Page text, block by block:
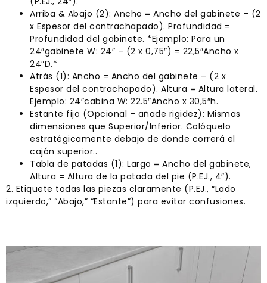
Arriba & Abajo (2): Ancho = Ancho del gabinete – (2
x Espesor del contrachapado). Profundidad =
Profundidad del gabinete. *Ejemplo: Para un
24″gabinete W: 24″ – (2 x 0,75″) = 22,5″Ancho x
24″D.*
Atrás (1): Ancho = Ancho del gabinete – (2 x
Espesor del contrachapado). Altura = Altura lateral.
Ejemplo: 24″cabina W: 22.5″Ancho x 30,5″h.
Estante fijo (Opcional – añade rigidez): Mismas
dimensiones que Superior/Inferior. Colóquelo
estratégicamente debajo de donde correrá el
cajón superior..
Tabla de patadas (1): Largo = Ancho del gabinete,
Altura = Altura de la patada del pie (P.EJ., 4″).
2. Etiquete todas las piezas claramente (P.EJ., “Lado
izquierdo,” “Abajo,” “Estante”) para evitar confusiones.